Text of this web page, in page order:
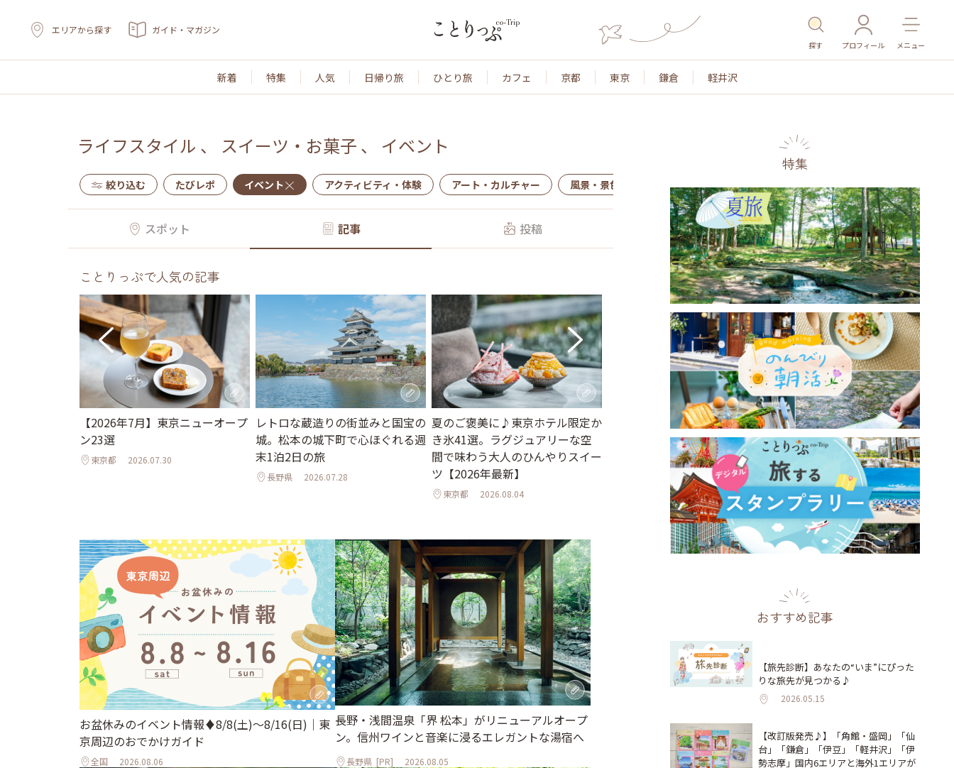
エリアから探す ガイド・マガジン
探す プロフィール メニュー
新着 特集 人気 日帰り旅 ひとり旅 カフェ 京都 東京 鎌倉 軽井沢
ライフスタイル 、 スイーツ・お菓子 、 イベント
絞り込む たびレポ イベント アクティビティ・体験 アート・カルチャー 風景・景色 名所・旧跡 温泉・スパ その他施設 ごはん
スポット 記事 投稿
ことりっぷで人気の記事
【2026年7月】東京ニューオープ
ン23選
東京都 2026.07.30
レトロな蔵造りの街並みと国宝の
城。松本の城下町で心ほぐれる週
末1泊2日の旅
長野県 2026.07.28
夏のご褒美に♪東京ホテル限定か
き氷41選。ラグジュアリーな空
間で味わう大人のひんやりスイー
ツ【2026年最新】
東京都 2026.08.04
大阪で朝活するなら♪ モーニン
グが人気のカフェ5選
2026.07.28
お盆休みのイベント情報♦︎8/8(土)〜8/16(日)｜東
京周辺のおでかけガイド
全国 2026.08.06
長野・浅間温泉「界 松本」がリニューアルオープ
ン。信州ワインと音楽に浸るエレガントな湯宿へ
長野県 [PR] 2026.08.05
特集
おすすめ記事
【旅先診断】あなたの“いま”にぴった
りな旅先が見つかる♪
2026.05.15
【改訂版発売♪】「角館・盛岡」「仙
台」「鎌倉」「伊豆」「軽井沢」「伊
勢志摩」国内6エリアと海外1エリアが